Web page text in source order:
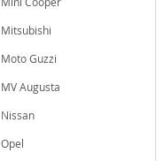
Mitsubishi
Moto Guzzi
MV Augusta
Nissan
Opel